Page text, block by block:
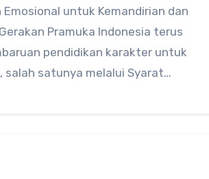
untuk Kemandirian dan
Pramuka Indonesia terus
pendidikan karakter untuk
satunya melalui Syarat